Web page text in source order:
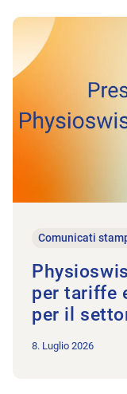
Comunicati
per tariffe
per il
8. Luglio 2026
All’articolo